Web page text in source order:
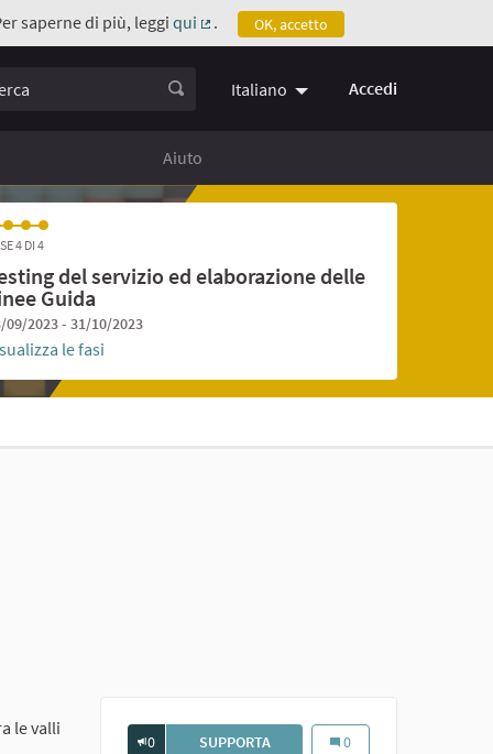
saperne di più, leggi qui
(Collegamento esterno)
. OK, accetto
Italiano Accedi
Aiuto
4 DI 4
del servizio ed elaborazione delle
Guida
09/2023 - 31/10/2023
le fasi
le valli
0 SUPPORTAGROPPOVISDOMOGroppovisdomo
0